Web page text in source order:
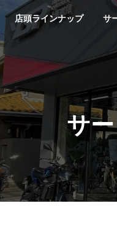
YSP大阪鶴見
店頭ラインナップ サ
サ